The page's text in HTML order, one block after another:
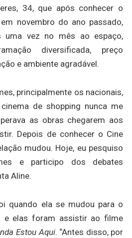
34, que após conhecer o
novembro do ano passado,
uma vez no mês ao espaço,
diversificada, preço
e ambiente agradável.
principalmente os nacionais,
de shopping nunca me
as obras chegarem aos
Depois de conhecer o Cine
mudou. Hoje, eu pesquiso
e participo dos debates
Aline.
quando ela se mudou para o
e elas foram assistir ao filme
Estou Aqui. “Antes disso, por